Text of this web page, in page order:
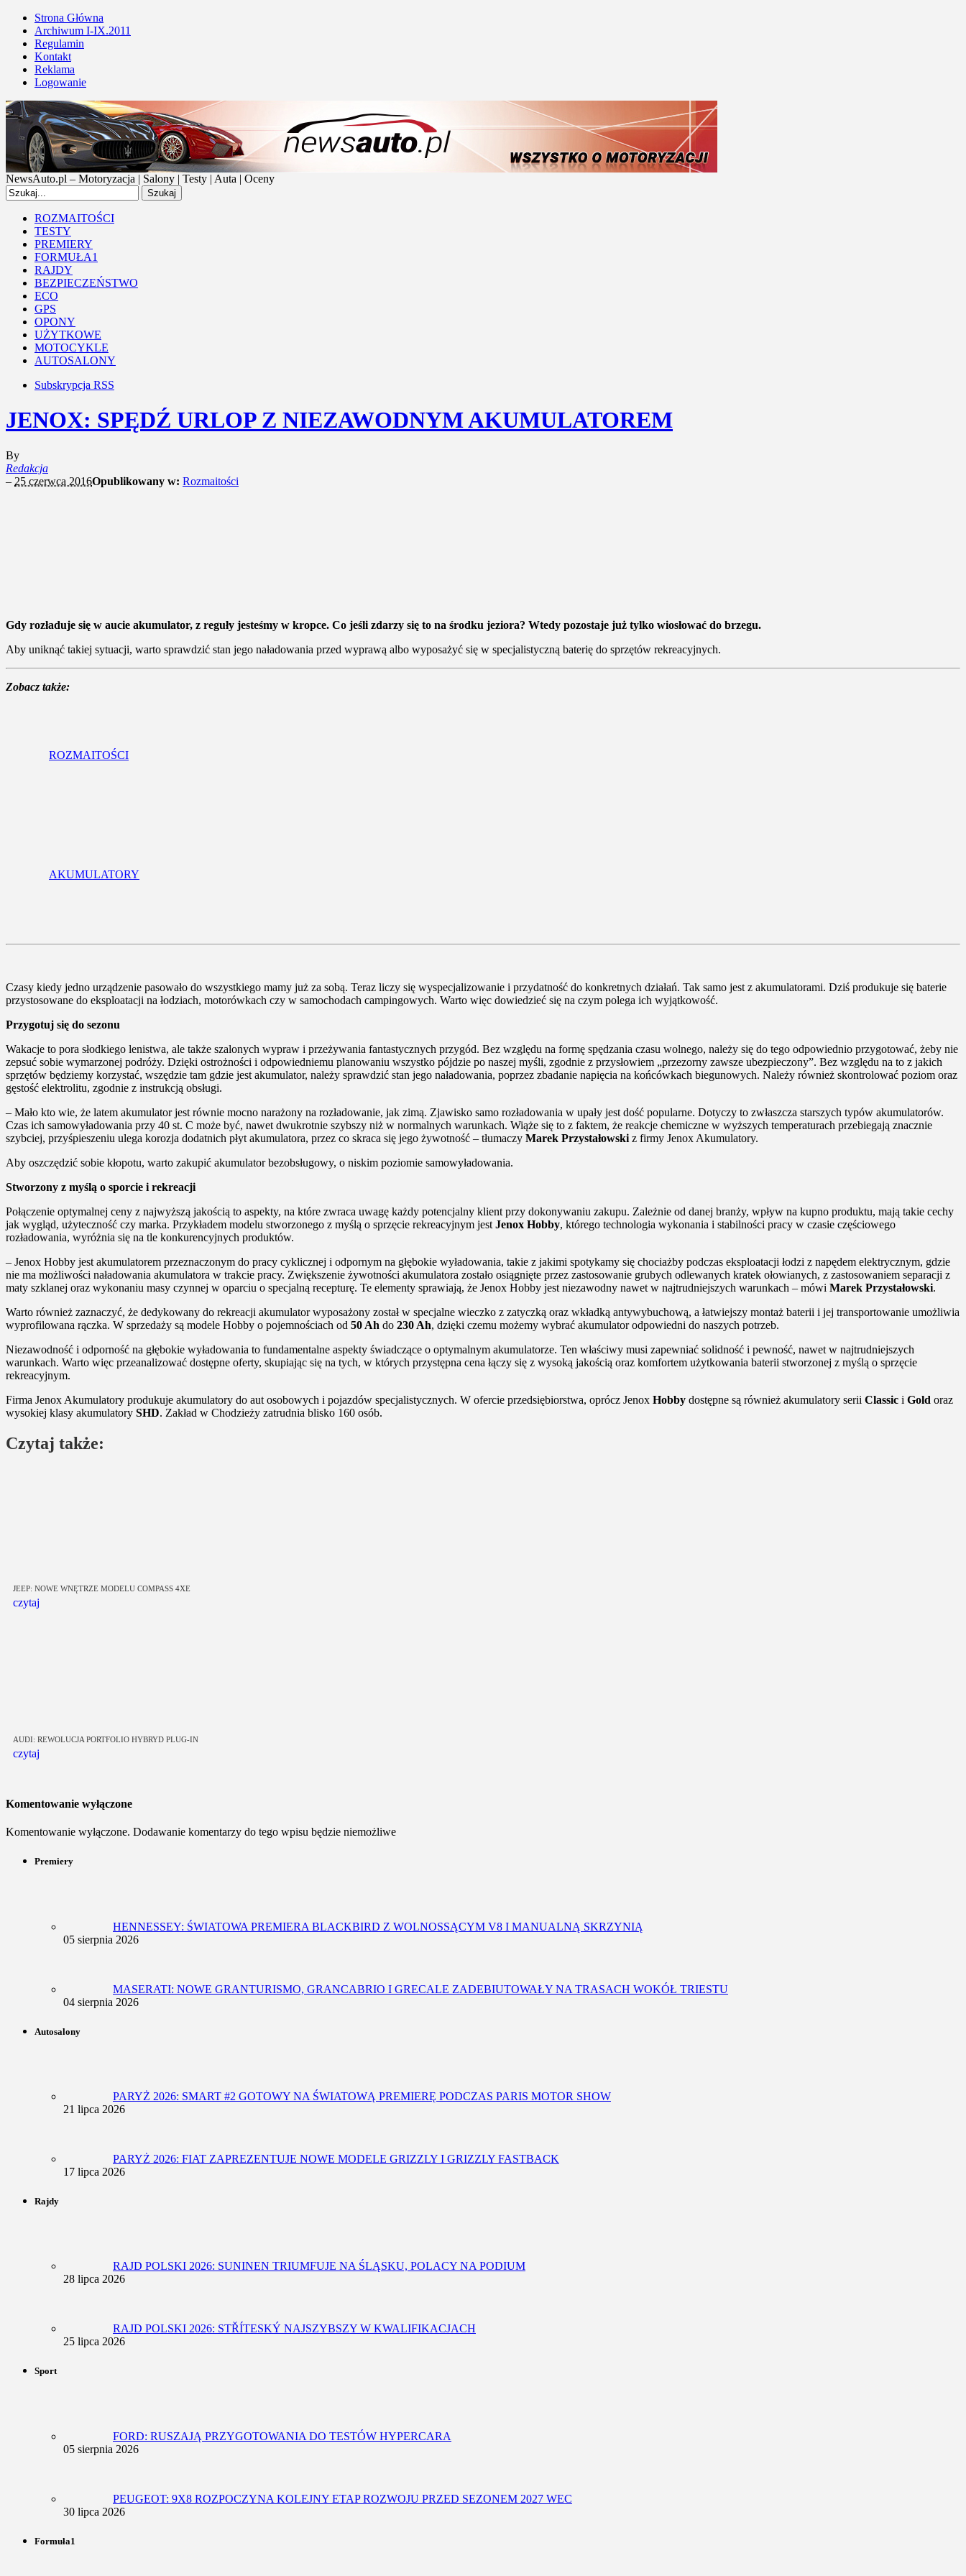
Strona Główna
Archiwum I-IX.2011
Regulamin
Kontakt
Reklama
Logowanie
NewsAuto.pl – Motoryzacja | Salony | Testy | Auta | Oceny
ROZMAITOŚCI
TESTY
PREMIERY
FORMUŁA1
RAJDY
BEZPIECZEŃSTWO
ECO
GPS
OPONY
UŻYTKOWE
MOTOCYKLE
AUTOSALONY
Subskrypcja RSS
JENOX: SPĘDŹ URLOP Z NIEZAWODNYM AKUMULATOREM
By
Redakcja
– 25 czerwca 2016Opublikowany w: Rozmaitości
Gdy rozładuje się w aucie akumulator, z reguły jesteśmy w kropce. Co jeśli zdarzy się to na środku jeziora? Wtedy pozostaje już tylko wiosłować do brzegu.
Aby uniknąć takiej sytuacji, warto sprawdzić stan jego naładowania przed wyprawą albo wyposażyć się w specjalistyczną baterię do sprzętów rekreacyjnych.
Zobacz także:
ROZMAITOŚCI
AKUMULATORY
Czasy kiedy jedno urządzenie pasowało do wszystkiego mamy już za sobą. Teraz liczy się wyspecjalizowanie i przydatność do konkretnych działań. Tak samo jest z akumulatorami. Dziś produkuje się baterie
przystosowane do eksploatacji na łodziach, motorówkach czy w samochodach campingowych. Warto więc dowiedzieć się na czym polega ich wyjątkowość.
Przygotuj się do sezonu
Wakacje to pora słodkiego lenistwa, ale także szalonych wypraw i przeżywania fantastycznych przygód. Bez względu na formę spędzania czasu wolnego, należy się do tego odpowiednio przygotować, żeby nie
zepsuć sobie wymarzonej podróży. Dzięki ostrożności i odpowiedniemu planowaniu wszystko pójdzie po naszej myśli, zgodnie z przysłowiem „przezorny zawsze ubezpieczony”. Bez względu na to z jakich
sprzętów będziemy korzystać, wszędzie tam gdzie jest akumulator, należy sprawdzić stan jego naładowania, poprzez zbadanie napięcia na końcówkach biegunowych. Należy również skontrolować poziom oraz
gęstość elektrolitu, zgodnie z instrukcją obsługi.
– Mało kto wie, że latem akumulator jest równie mocno narażony na rozładowanie, jak zimą. Zjawisko samo rozładowania w upały jest dość popularne. Dotyczy to zwłaszcza starszych typów akumulatorów.
Czas ich samowyładowania przy 40 st. C może być, nawet dwukrotnie szybszy niż w normalnych warunkach. Wiąże się to z faktem, że reakcje chemiczne w wyższych temperaturach przebiegają znacznie
szybciej, przyśpieszeniu ulega korozja dodatnich płyt akumulatora, przez co skraca się jego żywotność – tłumaczy Marek Przystałowski z firmy Jenox Akumulatory.
Aby oszczędzić sobie kłopotu, warto zakupić akumulator bezobsługowy, o niskim poziomie samowyładowania.
Stworzony z myślą o sporcie i rekreacji
Połączenie optymalnej ceny z najwyższą jakością to aspekty, na które zwraca uwagę każdy potencjalny klient przy dokonywaniu zakupu. Zależnie od danej branży, wpływ na kupno produktu, mają takie cechy
jak wygląd, użyteczność czy marka. Przykładem modelu stworzonego z myślą o sprzęcie rekreacyjnym jest Jenox Hobby, którego technologia wykonania i stabilności pracy w czasie częściowego
rozładowania, wyróżnia się na tle konkurencyjnych produktów.
– Jenox Hobby jest akumulatorem przeznaczonym do pracy cyklicznej i odpornym na głębokie wyładowania, takie z jakimi spotykamy się chociażby podczas eksploatacji łodzi z napędem elektrycznym, gdzie
nie ma możliwości naładowania akumulatora w trakcie pracy. Zwiększenie żywotności akumulatora zostało osiągnięte przez zastosowanie grubych odlewanych kratek ołowianych, z zastosowaniem separacji z
maty szklanej oraz wykonaniu masy czynnej w oparciu o specjalną recepturę. Te elementy sprawiają, że Jenox Hobby jest niezawodny nawet w najtrudniejszych warunkach – mówi Marek Przystałowski.
Warto również zaznaczyć, że dedykowany do rekreacji akumulator wyposażony został w specjalne wieczko z zatyczką oraz wkładką antywybuchową, a łatwiejszy montaż baterii i jej transportowanie umożliwia
wyprofilowana rączka. W sprzedaży są modele Hobby o pojemnościach od 50 Ah do 230 Ah, dzięki czemu możemy wybrać akumulator odpowiedni do naszych potrzeb.
Niezawodność i odporność na głębokie wyładowania to fundamentalne aspekty świadczące o optymalnym akumulatorze. Ten właściwy musi zapewniać solidność i pewność, nawet w najtrudniejszych
warunkach. Warto więc przeanalizować dostępne oferty, skupiając się na tych, w których przystępna cena łączy się z wysoką jakością oraz komfortem użytkowania baterii stworzonej z myślą o sprzęcie
rekreacyjnym.
Firma Jenox Akumulatory produkuje akumulatory do aut osobowych i pojazdów specjalistycznych. W ofercie przedsiębiorstwa, oprócz Jenox Hobby dostępne są również akumulatory serii Classic i Gold oraz
wysokiej klasy akumulatory SHD. Zakład w Chodzieży zatrudnia blisko 160 osób.
Czytaj także:
JEEP: NOWE WNĘTRZE MODELU COMPASS 4XE
czytaj
AUDI: REWOLUCJA PORTFOLIO HYBRYD PLUG-IN
czytaj
Komentowanie wyłączone
Komentowanie wyłączone. Dodawanie komentarzy do tego wpisu będzie niemożliwe
Premiery
HENNESSEY: ŚWIATOWA PREMIERA BLACKBIRD Z WOLNOSSĄCYM V8 I MANUALNĄ SKRZYNIĄ
05 sierpnia 2026
MASERATI: NOWE GRANTURISMO, GRANCABRIO I GRECALE ZADEBIUTOWAŁY NA TRASACH WOKÓŁ TRIESTU
04 sierpnia 2026
Autosalony
PARYŻ 2026: SMART #2 GOTOWY NA ŚWIATOWĄ PREMIERĘ PODCZAS PARIS MOTOR SHOW
21 lipca 2026
PARYŻ 2026: FIAT ZAPREZENTUJE NOWE MODELE GRIZZLY I GRIZZLY FASTBACK
17 lipca 2026
Rajdy
RAJD POLSKI 2026: SUNINEN TRIUMFUJE NA ŚLĄSKU, POLACY NA PODIUM
28 lipca 2026
RAJD POLSKI 2026: STŘÍTESKÝ NAJSZYBSZY W KWALIFIKACJACH
25 lipca 2026
Sport
FORD: RUSZAJĄ PRZYGOTOWANIA DO TESTÓW HYPERCARA
05 sierpnia 2026
PEUGEOT: 9X8 ROZPOCZYNA KOLEJNY ETAP ROZWOJU PRZED SEZONEM 2027 WEC
30 lipca 2026
Formuła1